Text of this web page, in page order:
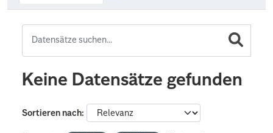
Keine Datensätze gefunden
Sortieren nach